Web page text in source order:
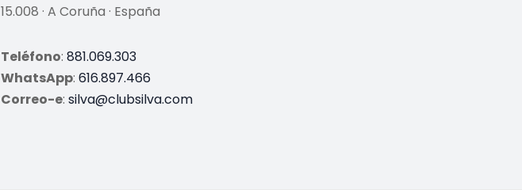
15.008 · A Coruña · España
Teléfono: 881.069.303
WhatsApp: 616.897.466
Correo-e: silva@clubsilva.com